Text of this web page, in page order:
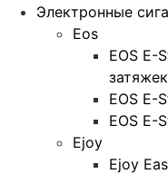
Электронные
Eos
EOS E-
затяжек
EOS E-
EOS E-
Ejoy
Ejoy